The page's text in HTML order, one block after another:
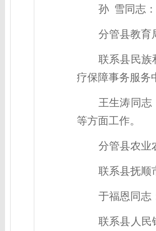
孙 雪同志
分管县教育
联系县民族
疗保障事务服务
王生涛同志
等方面工作。
分管县农业
联系县抚顺
于福恩同志
联系县 人民